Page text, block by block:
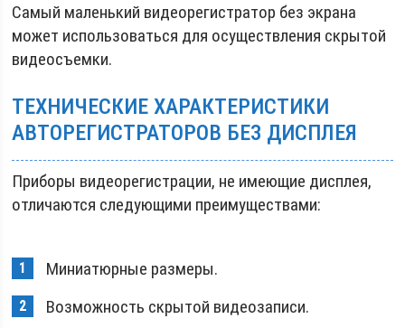
Самый маленький видеорегистратор без экрана
может использоваться для осуществления скрытой
видеосъемки.
ТЕХНИЧЕСКИЕ ХАРАКТЕРИСТИКИ
АВТОРЕГИСТРАТОРОВ БЕЗ ДИСПЛЕЯ
Приборы видеорегистрации, не имеющие дисплея,
отличаются следующими преимуществами:
Миниатюрные размеры.
Возможность скрытой видеозаписи.